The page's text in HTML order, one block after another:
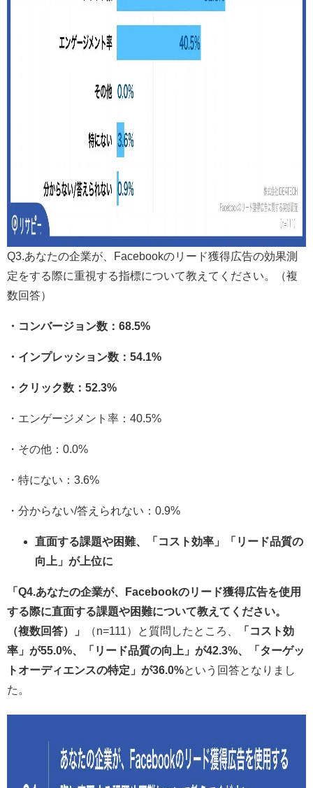
Q3.あなたの企業が、Facebookのリード獲得広告の効果測
定をする際に重視する指標について教えてください。（複
数回答）
・コンバージョン数：68.5%
・インプレッション数：54.1%
・クリック数：52.3%
・エンゲージメント率：40.5%
・その他：0.0%
・特にない：3.6%
・分からない/答えられない：0.9%
直面する課題や困難、「コスト効率」「リード品質の
向上」が上位に
「Q4.あなたの企業が、Facebookのリード獲得広告を使用
する際に直面する課題や困難について教えてください。
（複数回答）」
（n=111）と質問したところ、
「コスト効
率」が55.0%、「リード品質の向上」が42.3%、「ターゲッ
トオーディエンスの特定」が36.0%という回答となりまし
た。